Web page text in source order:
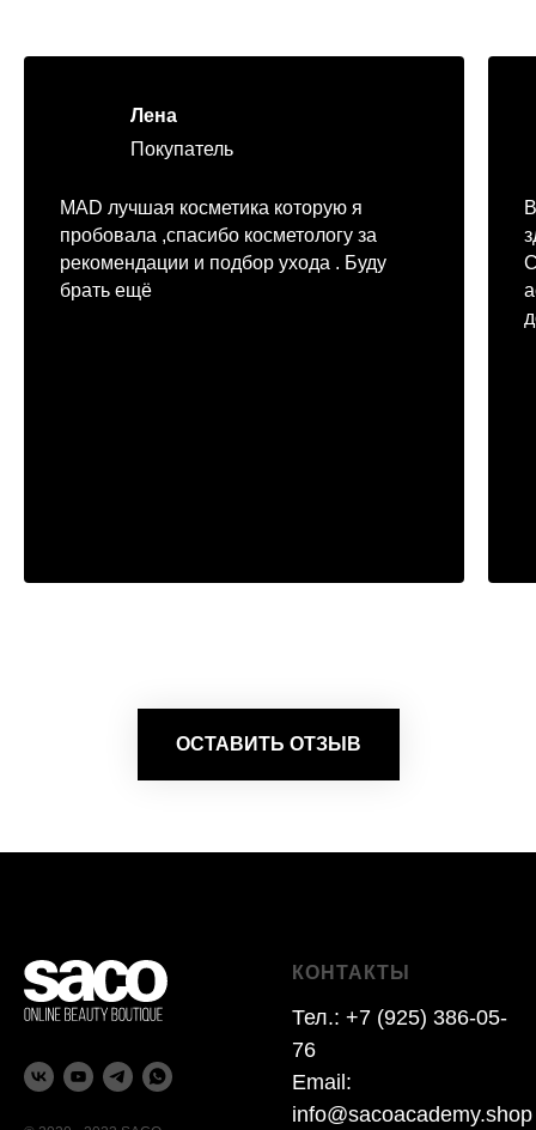
Лена
Покупатель
MAD лучшая косметика которую я
пробовала ,спасибо косметологу за
рекомендации и подбор ухода . Буду
брать ещё
ОСТАВИТЬ ОТЗЫВ
КОНТАКТЫ
Тел.: +7 (925) 386-05-
76
Email:
info@sacoacademy.shop